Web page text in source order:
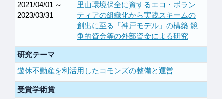
2021/04/01 ～
2023/03/31
里山環境保全に資するエコ・ボラン
ティアの組織化から実践スキームの
創出に至る「神戸モデル」の構築 競
争的資金等の外部資金による研究
研究テーマ
遊休不動産を利活用したコモンズの整備と運営
受賞学術賞